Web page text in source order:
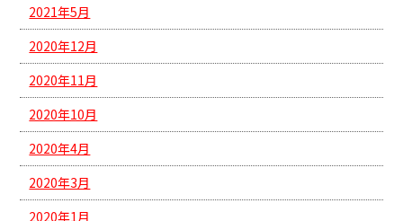
2021年5月
2020年12月
2020年11月
2020年10月
2020年4月
2020年3月
2020年1月